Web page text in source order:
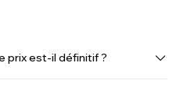
prix est-il définitif ?